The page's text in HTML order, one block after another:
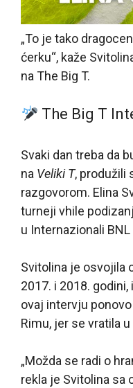
„To je tako
ćerku“, kaže
na The Big T.
The Big T
Svaki dan treba da
na Veliki T, produžili
razgovorom. Elina
turneji vhile
u Internazionali BNL
Svitolina je osvojila
2017. i 2018.
ovaj intervju
Rimu, jer se vratila
„Možda se radi o
rekla je Svitolina sa